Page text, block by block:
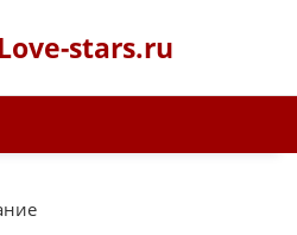
Love-stars.ru